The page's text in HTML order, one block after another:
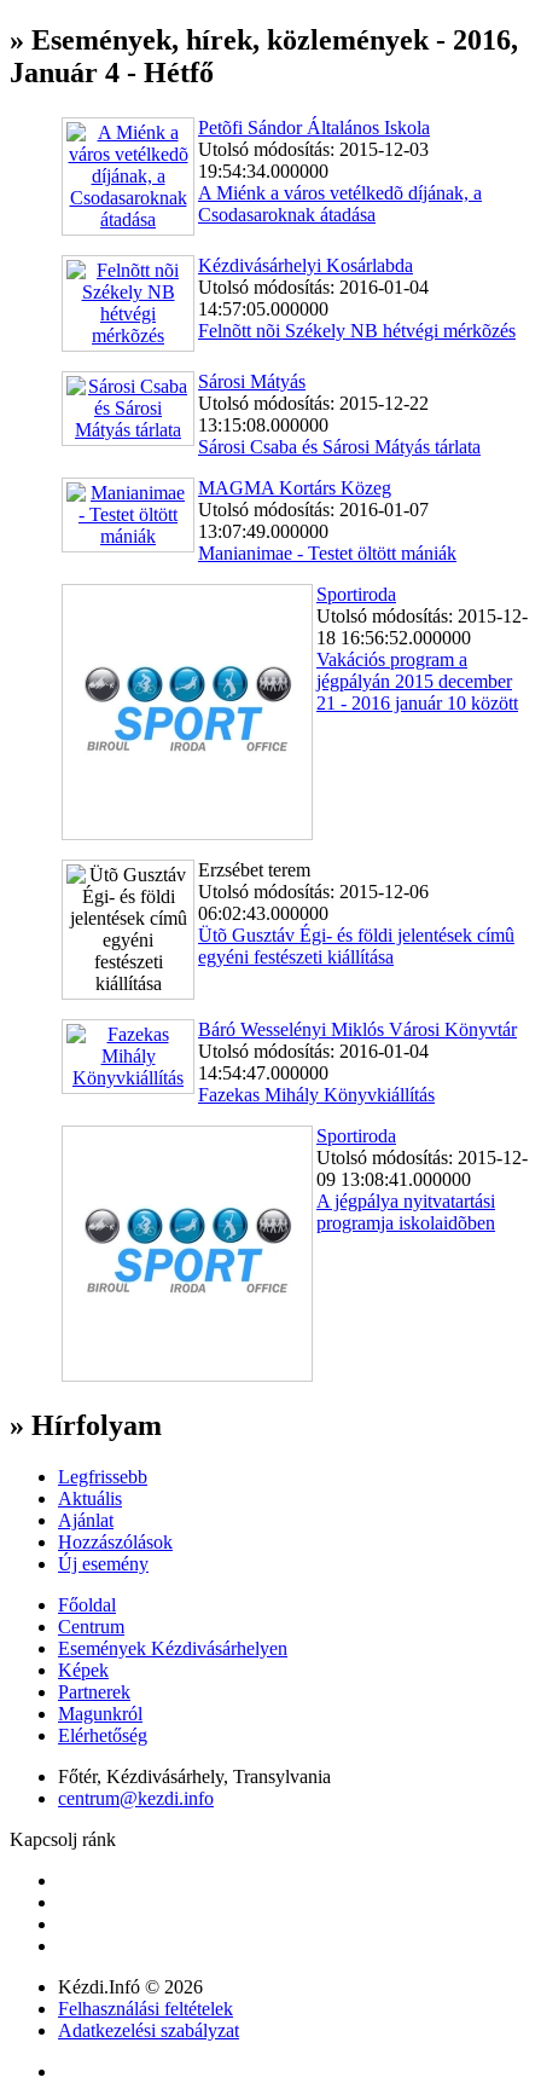
» Események, hírek, közlemények - 2016,
Január 4 - Hétfő
Petõfi Sándor Általános Iskola
Utolsó módosítás: 2015-12-03
19:54:34.000000
A Miénk a város vetélkedõ díjának, a
Csodasaroknak átadása
Kézdivásárhelyi Kosárlabda
Utolsó módosítás: 2016-01-04
14:57:05.000000
Felnõtt nõi Székely NB hétvégi mérkõzés
Sárosi Mátyás
Utolsó módosítás: 2015-12-22
13:15:08.000000
Sárosi Csaba és Sárosi Mátyás tárlata
MAGMA Kortárs Közeg
Utolsó módosítás: 2016-01-07
13:07:49.000000
Manianimae - Testet öltött mániák
Sportiroda
Utolsó módosítás: 2015-12-
18 16:56:52.000000
Vakációs program a
jégpályán 2015 december
21 - 2016 január 10 között
Erzsébet terem
Utolsó módosítás: 2015-12-06
06:02:43.000000
Ütõ Gusztáv Égi- és földi jelentések címû
egyéni festészeti kiállítása
Báró Wesselényi Miklós Városi Könyvtár
Utolsó módosítás: 2016-01-04
14:54:47.000000
Fazekas Mihály Könyvkiállítás
Sportiroda
Utolsó módosítás: 2015-12-
09 13:08:41.000000
A jégpálya nyitvatartási
programja iskolaidõben
» Hírfolyam
Legfrissebb
Aktuális
Ajánlat
Hozzászólások
Új esemény
Főoldal
Centrum
Események Kézdivásárhelyen
Képek
Partnerek
Magunkról
Elérhetőség
Főtér, Kézdivásárhely, Transylvania
centrum@kezdi.info
Kapcsolj ránk
Kézdi.Infó © 2026
Felhasználási feltételek
Adatkezelési szabályzat